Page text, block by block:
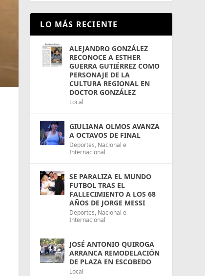
LO MÁS RECIENTE
ALEJANDRO GONZÁLEZ
RECONOCE A ESTHER
GUERRA GUTIÉRREZ COMO
PERSONAJE DE LA
CULTURA REGIONAL EN
DOCTOR GONZÁLEZ
Local
GIULIANA OLMOS AVANZA
A OCTAVOS DE FINAL
Deportes, Nacional e
Internacional
SE PARALIZA EL MUNDO
FUTBOL TRAS EL
FALLECIMIENTO A LOS 68
AÑOS DE JORGE MESSI
Deportes, Nacional e
Internacional
JOSÉ ANTONIO QUIROGA
ARRANCA REMODELACIÓN
DE PLAZA EN ESCOBEDO
Local